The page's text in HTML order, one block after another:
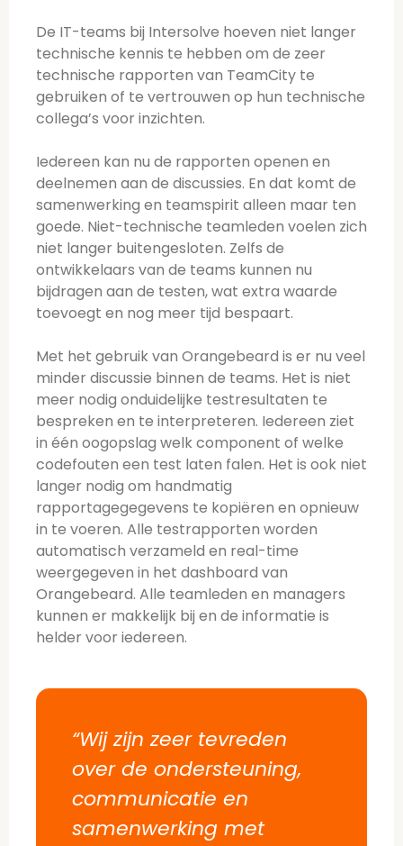
De IT-teams bij Intersolve hoeven niet langer
technische kennis te hebben om de zeer
technische rapporten van TeamCity te
gebruiken of te vertrouwen op hun technische
collega’s voor inzichten.
Iedereen kan nu de rapporten openen en
deelnemen aan de discussies. En dat komt de
samenwerking en teamspirit alleen maar ten
goede. Niet-technische teamleden voelen zich
niet langer buitengesloten. Zelfs de
ontwikkelaars van de teams kunnen nu
bijdragen aan de testen, wat extra waarde
toevoegt en nog meer tijd bespaart.
Met het gebruik van Orangebeard is er nu veel
minder discussie binnen de teams. Het is niet
meer nodig onduidelijke testresultaten te
bespreken en te interpreteren. Iedereen ziet
in één oogopslag welk component of welke
codefouten een test laten falen. Het is ook niet
langer nodig om handmatig
rapportagegegevens te kopiëren en opnieuw
in te voeren. Alle testrapporten worden
automatisch verzameld en real-time
weergegeven in het dashboard van
Orangebeard. Alle teamleden en managers
kunnen er makkelijk bij en de informatie is
helder voor iedereen.
“Wij zijn zeer tevreden
over de ondersteuning,
communicatie en
samenwerking met